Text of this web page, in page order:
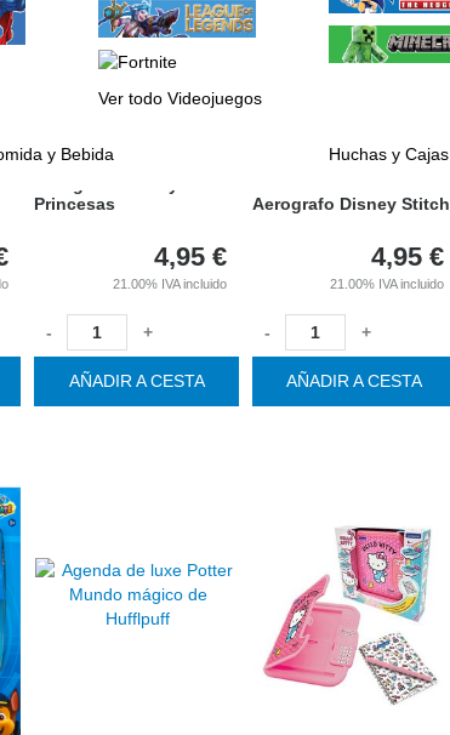
y Sonido
gadgets
y Bebida
Felpudos
Lámparas
Huchas y Cajas
Ver todo Videojuegos
Princesas
4,95 €
21.00% IVA incluido
- +
AÑADIR A CESTA
Aerografo Disney Stitch
4,95 €
21.00% IVA incluido
- +
AÑADIR A CESTA